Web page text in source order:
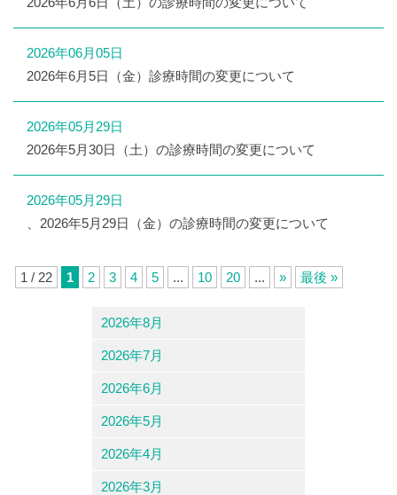
2026年06月05日
2026年6月5日（金）診療時間の変更について
2026年05月29日
2026年5月30日（土）の診療時間の変更について
2026年05月29日
、2026年5月29日（金）の診療時間の変更について
1 / 22 1 2 3 4 5 ... 10 20 ... » 最後 »
2026年8月
2026年7月
2026年6月
2026年5月
2026年4月
2026年3月